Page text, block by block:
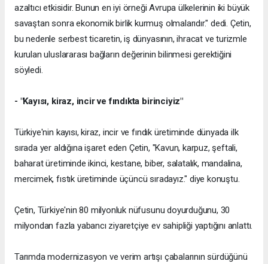
azaltıcı etkisidir. Bunun en iyi örneği Avrupa ülkelerinin iki büyük
savaştan sonra ekonomik birlik kurmuş olmalarıdır." dedi. Çetin,
bu nedenle serbest ticaretin, iş dünyasının, ihracat ve turizmle
kurulan uluslararası bağların değerinin bilinmesi gerektiğini
söyledi.
- "Kayısı, kiraz, incir ve fındıkta birinciyiz"
Türkiye'nin kayısı, kiraz, incir ve fındık üretiminde dünyada ilk
sırada yer aldığına işaret eden Çetin, "Kavun, karpuz, şeftali,
baharat üretiminde ikinci, kestane, biber, salatalık, mandalina,
mercimek, fıstık üretiminde üçüncü sıradayız." diye konuştu.
Çetin, Türkiye'nin 80 milyonluk nüfusunu doyurduğunu, 30
milyondan fazla yabancı ziyaretçiye ev sahipliği yaptığını anlattı.
Tarımda modernizasyon ve verim artışı çabalarının sürdüğünü